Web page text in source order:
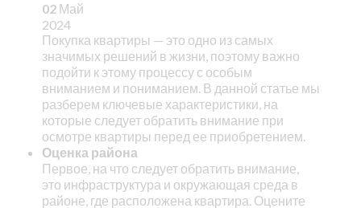
02 Май
2024
Покупка квартиры — это одно из самых
значимых решений в жизни, поэтому важно
подойти к этому процессу с особым
вниманием и пониманием. В данной статье мы
разберем ключевые характеристики, на
которые следует обратить внимание при
осмотре квартиры перед ее приобретением.
Оценка района
Первое, на что следует обратить внимание,
это инфраструктура и окружающая среда в
районе, где расположена квартира. Оцените